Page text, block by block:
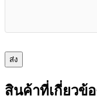
ส่ง
สินค้าที่เกี่ยวข้อ